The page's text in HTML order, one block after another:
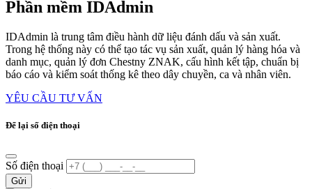
Phần mềm IDAdmin
IDAdmin là trung tâm điều hành dữ liệu đánh dấu và sản xuất.
Trong hệ thống này có thể tạo tác vụ sản xuất, quản lý hàng hóa và
danh mục, quản lý đơn Chestny ZNAK, cấu hình kết tập, chuẩn bị
báo cáo và kiểm soát thống kê theo dây chuyền, ca và nhân viên.
YÊU CẦU TƯ VẤN
Để lại số điện thoại
Số điện thoại
Gửi